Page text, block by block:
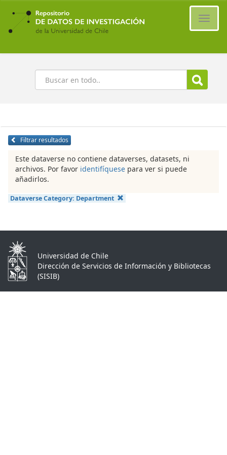
Ir
contenido
principal
Buscar
Filtrar resultados
Este dataverse no contiene dataverses, datasets, ni
archivos. Por favor identifíquese para ver si puede
añadirlos.
Dataverse Category: Department
Universidad de Chile
Dirección de Servicios de Información y Bibliotecas
(SISIB)